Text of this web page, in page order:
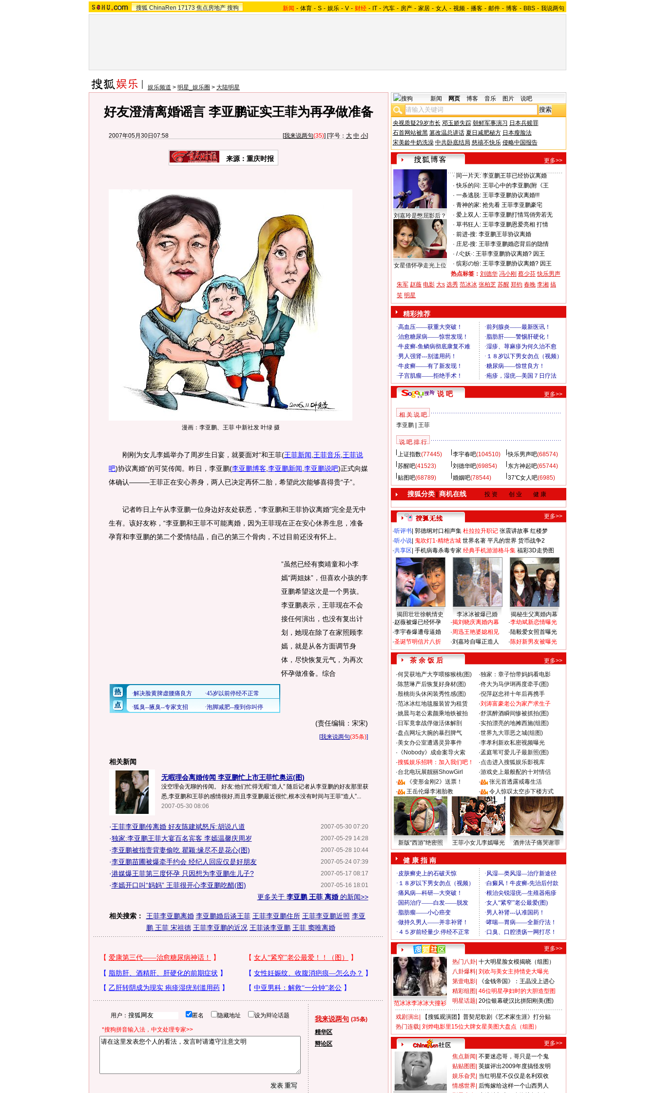
搜狐 ChinaRen 17173 焦点房地产 搜狗 新闻 - 体育 - S - 娱乐 - V - 财经 - IT - 汽车 - 房产 - 家居 - 女人 - 视频 - 播客 - 邮件 - 博客 - BBS - 我说两句
娱乐频道 > 明星_娱乐圈 > 大陆明星
好友澄清离婚谣言 李亚鹏证实王菲为再孕做准备
2007年05月30日07:58 [我来说两句(35)] [字号： 大 中 小]
来源：重庆时报
漫画：李亚鹏、王菲 中新社发 叶绿 摄
刚刚为女儿李嫣举办了周岁生日宴，就要面对“和王菲(王菲新闻 王菲音乐 王菲说
吧)协议离婚”的可笑传闻。昨日，李亚鹏(李亚鹏博客 李亚鹏新闻 李亚鹏说吧)正式向媒
体确认———王菲正在安心养身，两人已决定再怀二胎，希望此次能够喜得贵“子”。
记者昨日上午从李亚鹏一位身边好友处获悉，“李亚鹏和王菲协议离婚”完全是无中
生有。该好友称，“李亚鹏和王菲不可能离婚，因为王菲现在正在安心休养生息，准备
孕育和李亚鹏的第二个爱情结晶，自己的第三个骨肉，不过目前还没有怀上。
”虽然已经有窦靖童和小李
嫣“两姐妹”，但喜欢小孩的李
亚鹏希望这次是一个男孩。
李亚鹏表示，王菲现在不会
接任何演出，也没有复出计
划，她现在除了在家照顾李
嫣，就是从各方面调节身
体，尽快恢复元气，为再次
怀孕做准备。综合
(责任编辑：宋宋)
[我来说两句(35条)]
相关新闻
无暇理会离婚传闻 李亚鹏忙上市王菲忙奥运(图)
没空理会无聊的传闻。 好友:他们忙得无暇“造人” 随后记者从李亚鹏的好友那里获
悉,李亚鹏和王菲的感情很好,而且李亚鹏最近很忙,根本没有时间与王菲“造人”...
2007-05-30 08:06
2007-05-30 07:20
·王菲李亚鹏传离婚 好友陈建斌怒斥:胡说八道
2007-05-29 14:28
·独家:李亚鹏王菲大宴百名宾客 李嫣温馨庆周岁
2007-05-28 10:44
·李亚鹏被指责背妻偷吃 瞿颖:缘尽不是花心(图)
2007-05-24 07:39
·李亚鹏苗圃被爆牵手约会 经纪人回应仅是好朋友
2007-05-17 08:17
·港媒爆王菲第三度怀孕 只因想为李亚鹏生儿子?
2007-05-16 18:01
·李嫣开口叫“妈妈” 王菲很开心李亚鹏吃醋(图)
更多关于 李亚鹏 王菲 离婚的新闻>>
相关搜索： 王菲李亚鹏离婚 李亚鹏婚后谈王菲 王菲李亚鹏住所 王菲李亚鹏近照 李亚
鹏 王菲 宋祖德 王菲李亚鹏的近况 王菲谈李亚鹏 王菲 窦唯离婚
用户： 匿名 隐藏地址 设为辩论话题
*搜狗拼音输入法，中文处理专家>>
我来说两句 (35条)
精华区
辩论区
新闻 网页 博客 音乐 图片 说吧
央视质疑29岁市长 邓玉娇失踪 朝鲜军事演习 日本兵赎罪
石首网站被黑 篡改温总讲话 夏日减肥秘方 日本瘦脸法
宋美龄牛奶洗澡 中共卧底结局 慈禧不快乐 侵略中国报告
更多>>
刘嘉玲是憋屈影后？
女星借怀孕走光上位
· 同一片天: 李亚鹏王菲已经协议离婚
·快乐的问: 王菲心中的李亚鹏(附《王
· 一条逃脱: 王菲李亚鹏协议离婚!!!
· 青神的家: 抢先看 王菲李亚鹏豪宅
· 爱上双人: 王菲李亚鹏打情骂俏旁若无
· 草书狂人: 王菲李亚鹏恩爱亮相 打情
· 前进-搜: 李亚鹏王菲协议离婚
· 庄尼-搜: 王菲李亚鹏婚恋背后的隐情
· /.尐妖·: 王菲李亚鹏协议离婚? 因王
· 缤彩の纷: 王菲李亚鹏协议离婚? 因王
热点标签： 刘德华 冯小刚 蔡少芬 快乐男声
朱军 赵薇 电影 大s 选秀 范冰冰 张柏芝 苏醒 郑钧 春晚 李湘 搞
笑 明星
精彩推荐
说 吧 更多>>
相 关 说 吧
李亚鹏| 王菲
说 吧 排 行
上证指数(77445) 李宇春吧(104510) 快乐男声吧(68574)
苏醒吧(41523) 刘德华吧(69854) 东方神起吧(65744)
贴图吧(68789) 婚姻吧(78544) 37℃女人吧(6985)
搜狐分类| 商机在线 投 资 创 业 健 康
更多>>
·听评书 郭德纲对口相声集 杜拉拉升职记 张震讲故事 红楼梦
·听小说 鬼吹灯1-精绝古城 世界名著 平凡的世界 货币战争2
·共享区 手机病毒杀毒专家 经典手机游游格斗集 福彩3D走势图
揭田壮壮徐帆情史 李冰冰被爆已婚
揭秘生父离婚内幕
·赵薇被爆已经怀孕
·李宇春爆遭母逼婚
·圣诞节明信片八折
·揭刘晓庆离婚内幕
·周迅王艳婆媳相见
·刘嘉玲自曝正造人
·李幼斌新恋情曝光
·陆毅爱女照首曝光
·陈好新男友被曝光
茶 余 饭 后
更多>>
·何炅获地产大亨喂猕猴桃(图) ·独家：章子怡带妈妈看电影
·陈慧琳产后恢复好身材(图) ·佟大为马伊琍再度牵手(图)
·殷桃街头休闲装秀性感(图) ·倪萍赵忠祥十年后再携手
·范冰冰红地毯服装皆为租赁 ·刘涛富豪老公为家产求生子
·姚晨与老公素颜乘地铁被拍 ·舒淇醉酒瞬间惨被抓拍(图)
· 日军竟拿战俘做活体解剖 ·实拍漂亮的地摊西施(组图)
·盘点网坛大腕的暴烈脾气 ·世界九大罪恶之城(组图)
·美女办公室遭遇灵异事件 ·李孝利新欢私密视频曝光
· 《Nobody》成命案导火索 ·孟庭苇可爱儿子最新照(图)
·搜狐娱乐招聘：加入我们吧！ ·点击进入搜狐娱乐影视库
·台北电玩展靓丽ShowGirl ·游戏史上最般配的十对情侣
·
《变形金刚2》送票！ ·
张元首透露戒毒生活
·
王岳伦爆李湘胎教 · 令人惊叹太空步下楼方式
新版“西游”绝密照 王菲小女儿李嫣曝光 酒井法子痛哭谢罪
健 康 指 南
更多>>
范冰冰李冰冰大撞衫
热门八卦 十大明星脸女模揭晓（组图）
八卦爆料 刘欢与美女主持情史大曝光
第壹电影
《金钱帝国》：王晶没上进心
精彩组图 46位明星孕妇时的大胆造型图
明星话题 20位银幕硬汉比拼阳刚美(图)
戏剧演出
【搜狐观演团】普契尼歌剧《艺术家生涯》打分贴
热门连载 刘烨电影里15位大牌女星美图大盘点（组图）
更多>>
焦点新闻 不要迷恋哥，哥只是一个鬼
贴贴图图 英媒评出2009年度搞怪发明
娱乐旮旯 当红明星不仅仅是名利双收
情感世界 后悔嫁给这样一个山西男人